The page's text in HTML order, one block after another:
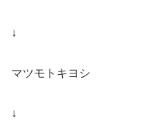
↓
マツモトキヨシ
↓